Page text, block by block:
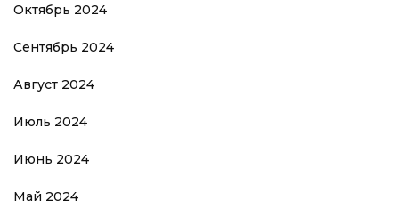
Октябрь 2024
Сентябрь 2024
Август 2024
Июль 2024
Июнь 2024
Май 2024